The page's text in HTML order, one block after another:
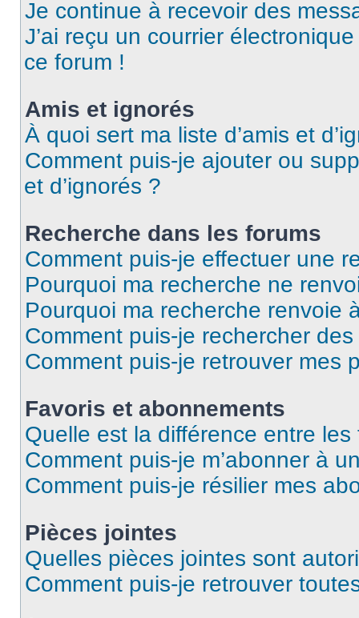
Je continue à recevoir des
J’ai reçu un courrier
ce forum !
Amis et ignorés
À quoi sert ma liste d’amis et
Comment puis-je ajouter ou
et d’ignorés ?
Recherche dans les forums
Comment puis-je effectuer une
Pourquoi ma recherche ne
Pourquoi ma recherche renvoie
Comment puis-je rechercher
Comment puis-je retrouver mes
Favoris et abonnements
Quelle est la différence entre
Comment puis-je m’abonner à
Comment puis-je résilier mes
Pièces jointes
Quelles pièces jointes sont
Comment puis-je retrouver